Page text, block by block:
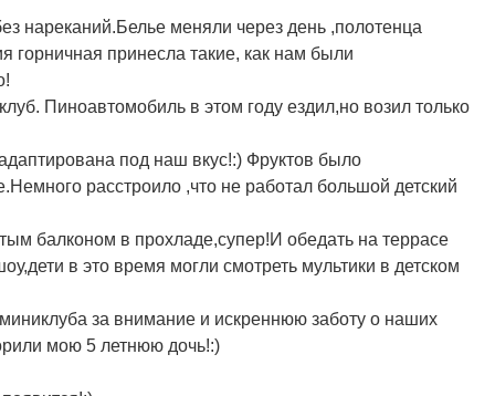
нареканий.Белье меняли через день ,полотенца
принесла такие, как нам были
Пиноавтомобиль в этом году ездил,но возил только
под наш вкус!:) Фруктов было
расстроило ,что не работал большой детский
балконом в прохладе,супер!И обедать на террасе
в это время могли смотреть мультики в детском
за внимание и искреннюю заботу о наших
мою 5 летнюю дочь!:)